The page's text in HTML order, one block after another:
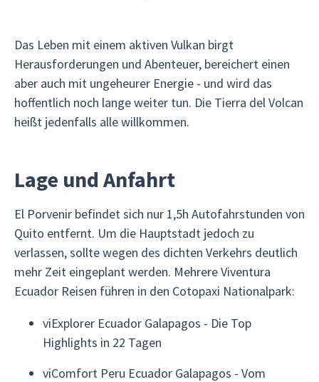
Das Leben mit einem aktiven Vulkan birgt
Herausforderungen und Abenteuer, bereichert einen
aber auch mit ungeheurer Energie - und wird das
hoffentlich noch lange weiter tun. Die Tierra del Volcan
heißt jedenfalls alle willkommen.
Lage und Anfahrt
El Porvenir befindet sich nur 1,5h Autofahrstunden von
Quito entfernt. Um die Hauptstadt jedoch zu
verlassen, sollte wegen des dichten Verkehrs deutlich
mehr Zeit eingeplant werden. Mehrere Viventura
Ecuador Reisen führen in den Cotopaxi Nationalpark:
viExplorer Ecuador Galapagos - Die Top
Highlights in 22 Tagen
viComfort Peru Ecuador Galapagos - Vom